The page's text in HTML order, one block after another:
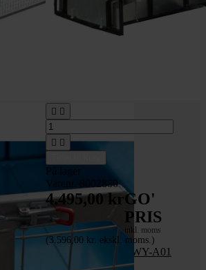
 
 
På lager
Varenr. 8002880
4.495,00 krGO'
PRIS
inkl. moms
(3.596,00 kr. ekskl. moms.)
Kasse til skovvogn WY-A01